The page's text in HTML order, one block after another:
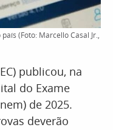
(Foto: Marcello Casal Jr.,
publicou, na
do Exame
de 2025.
deverão